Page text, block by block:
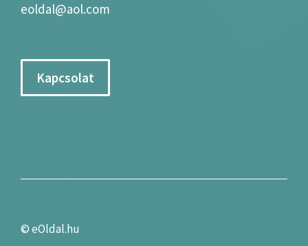
eoldal@aol.com
Kapcsolat
©eOldal.hu